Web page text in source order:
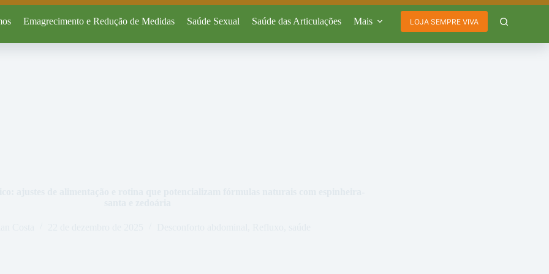
Emagrecimento e Redução de Medidas Saúde Sexual Saúde das Articulações Mais LOJA SEMPRE VIVA